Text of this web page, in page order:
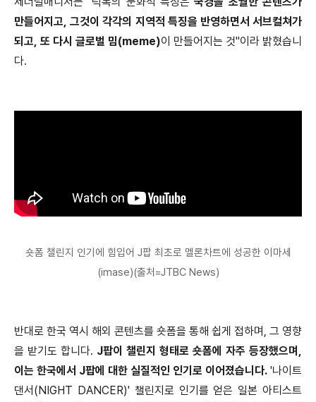
만들어지고, 그것이 각각의 지역적 특징을 반영하면서 서브컬쳐가
되고, 또 다시 글로벌 밈(meme)이 만들어지는 것"이라 밝혔습니
다.
숏폼 챌린지 인기에 힘입어 J팝 최초로 멜론차트에 성공한 이마세
(imase)(출처=JTBC News)
반대로 한국 역시 해외 콘텐츠를 숏폼을 통해 쉽게 접하며, 그 영향
을 받기도 합니다. J팝이 챌린지 형태로 숏폼에 자주 등장했으며,
이는 한국에서 J팝에 대한 실질적인 인기로 이어졌습니다. '나이트
댄서(NIGHT DANCER)' 챌린지로 인기를 얻은 일본 아티스트